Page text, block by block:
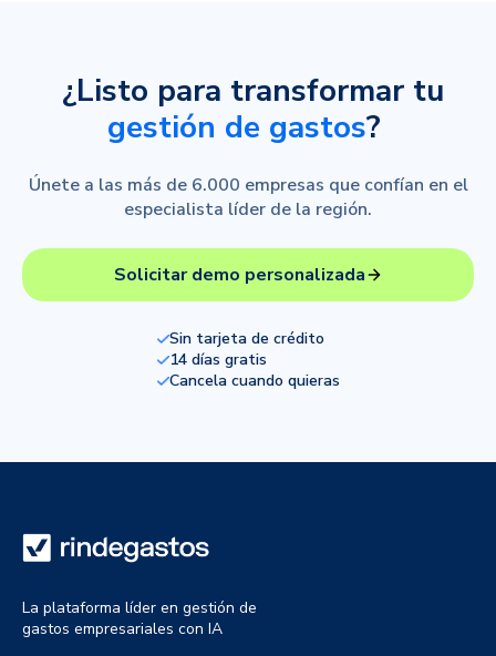
¿Listo para transformar tu
gestión de gastos?
Únete a las más de 6.000 empresas que confían en el
especialista líder de la región.
Solicitar demo personalizada
Sin tarjeta de crédito
14 días gratis
Cancela cuando quieras
La plataforma líder en gestión de
gastos empresariales con IA